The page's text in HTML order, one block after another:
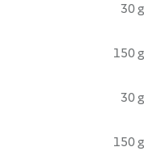
30 g
150 g
30 g
150 g